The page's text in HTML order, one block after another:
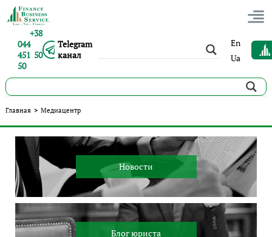
+38
044
451 50
50
Telegram
канал
En
Ua
Главная > Медиацентр
Новости
Блог юриста